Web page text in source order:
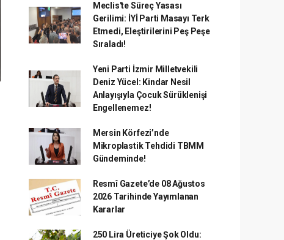
Meclis'te Süreç Yasası
Gerilimi: İYİ Parti Masayı Terk
Etmedi, Eleştirilerini Peş Peşe
Sıraladı!
Yeni Parti İzmir Milletvekili
Deniz Yücel: Kindar Nesil
Anlayışıyla Çocuk Sürüklenişi
Engellenemez!
Mersin Körfezi’nde
Mikroplastik Tehdidi TBMM
Gündeminde!
Resmî Gazete’de 08 Ağustos
2026 Tarihinde Yayımlanan
Kararlar
250 Lira Üreticiye Şok Oldu: